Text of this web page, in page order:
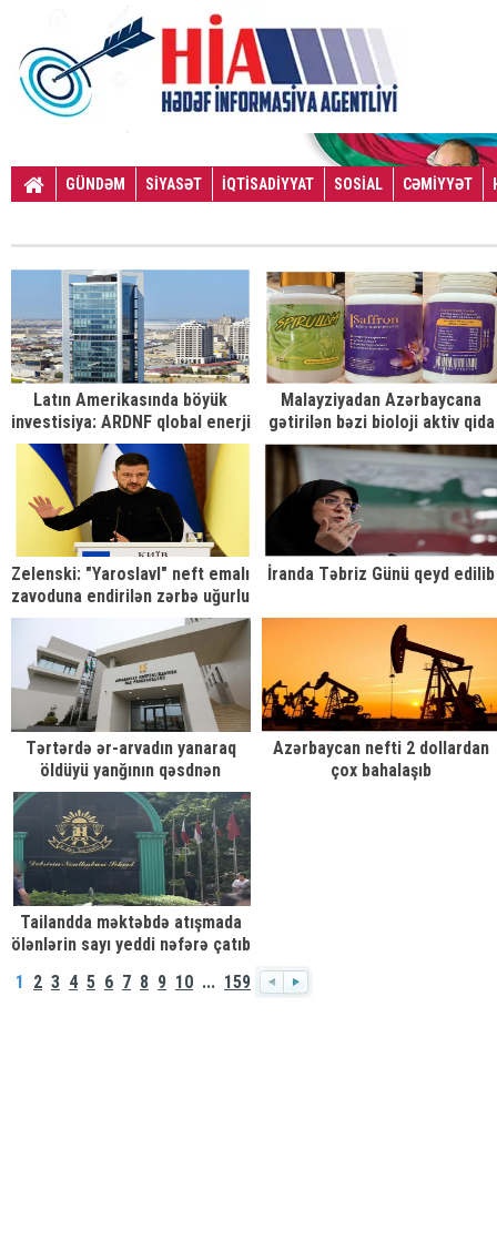
GÜNDƏM SİYASƏT İQTİSADİYYAT SOSİAL CƏMİYYƏT
Latın Amerikasında böyük
investisiya: ARDNF qlobal enerji
bazarında mövqeyini gücləndirir
– TƏHLİL
Malayziyadan Azərbaycana
gətirilən bəzi bioloji aktiv qida
məhsullarında uyğunsuzluq
aşkarlanıb
Zelenski: "Yaroslavl" neft emalı
zavoduna endirilən zərbə uğurlu
İranda Təbriz Günü qeyd edilib
Tərtərdə ər-arvadın yanaraq
öldüyü yanğının qəsdnən
törədildiyi məlum olub
Azərbaycan nefti 2 dollardan
çox bahalaşıb
Tailandda məktəbdə atışmada
ölənlərin sayı yeddi nəfərə çatıb
1 2 3 4 5 6 7 8 9 10 ... 159